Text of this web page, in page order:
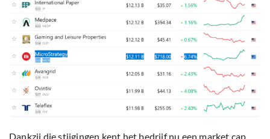
Dankzij die stijgingen kent het bedrijf nu een market cap